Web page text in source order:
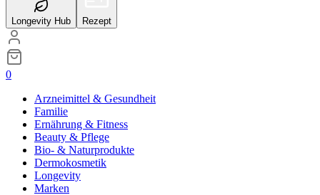
Longevity Hub Rezept
0
Arzneimittel & Gesundheit
Familie
Ernährung & Fitness
Beauty & Pflege
Bio- & Naturprodukte
Dermokosmetik
Longevity
Marken